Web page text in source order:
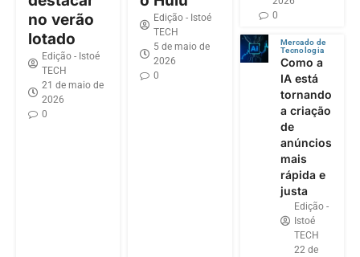
no verão
lotado
Edição - Istoé
TECH
21 de maio de
2026
0
Edição - Istoé
TECH
5 de maio de
2026
0
0
Mercado de
Tecnologia
Como a
IA está
tornando
a criação
de
anúncios
mais
rápida e
justa
Edição -
Istoé
TECH
22 de